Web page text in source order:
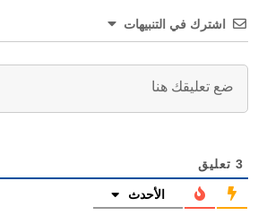
اشترك في التنبيهات
3 تعليق
الأحدث